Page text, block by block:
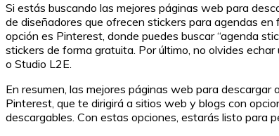
Si estás buscando las mejores páginas web para
de diseñadores que ofrecen stickers para agendas
opción es Pinterest, donde puedes buscar “agenda
stickers de forma gratuita. Por último, no olvides
o Studio L2E.
En resumen, las mejores páginas web para
Pinterest, que te dirigirá a sitios web y blogs con
descargables. Con estas opciones, estarás listo para